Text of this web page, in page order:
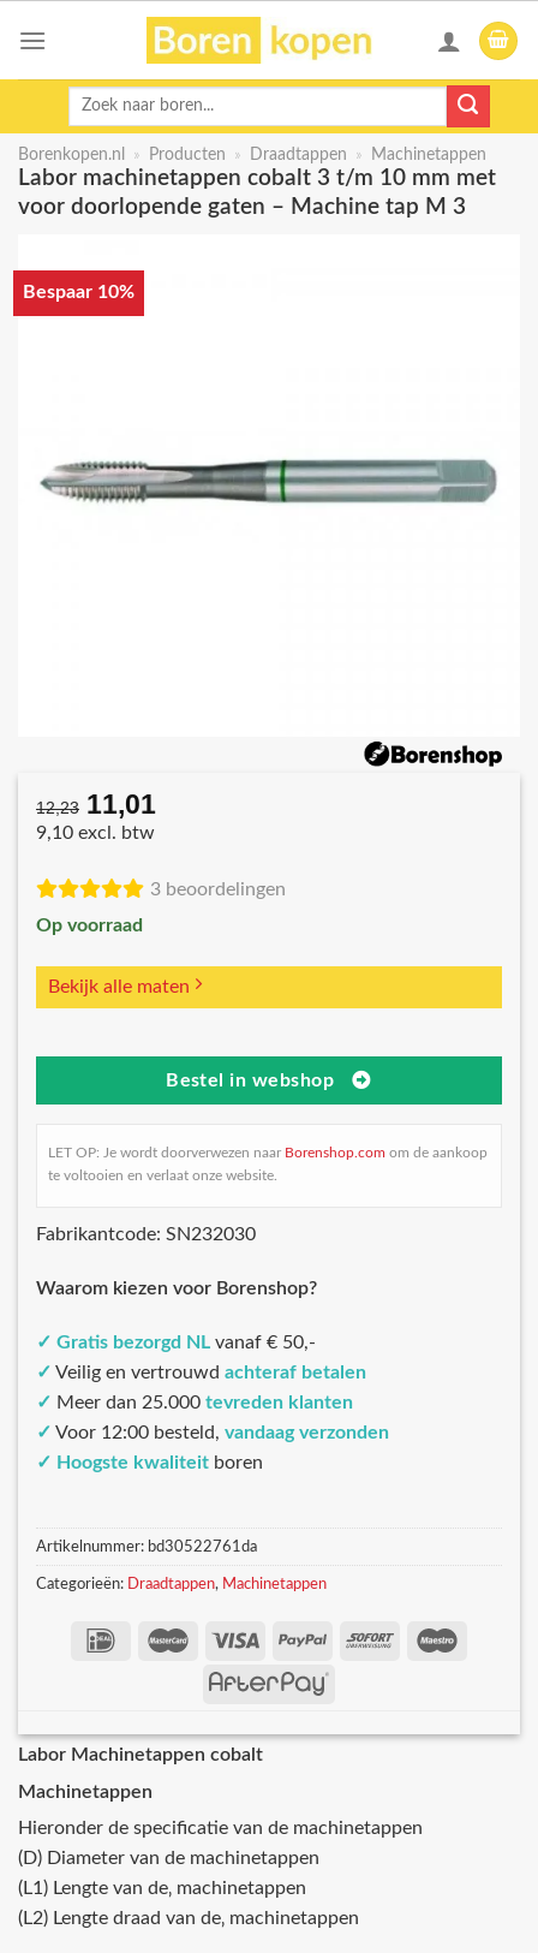
Zoeken
Borenkopen.nl » Producten » Draadtappen » Machinetappen
Labor machinetappen cobalt 3 t/m 10 mm met
voor doorlopende gaten – Machine tap M 3
Bespaar 10%
12,23 Oorspronkelijke
prijs
€12,23.
11,01
€11,01.
9,10 excl. btw
3 beoordelingen
Op voorraad
Bekijk alle maten
Bestel in webshop
LET OP: Je wordt doorverwezen naar Borenshop.com om de aankoop
te voltooien en verlaat onze website.
Fabrikantcode: SN232030
Waarom kiezen voor Borenshop?
✓ Gratis bezorgd NL vanaf € 50,-
✓ Veilig en vertrouwd achteraf betalen
✓ Meer dan 25.000 tevreden klanten
✓ Voor 12:00 besteld, vandaag verzonden
✓ Hoogste kwaliteit boren
Artikelnummer: bd30522761da
Categorieën: Draadtappen, Machinetappen
Labor Machinetappen cobalt
Machinetappen
Hieronder de specificatie van de machinetappen
(D) Diameter van de machinetappen
(L1) Lengte van de‚ machinetappen
(L2) Lengte draad van de‚ machinetappen